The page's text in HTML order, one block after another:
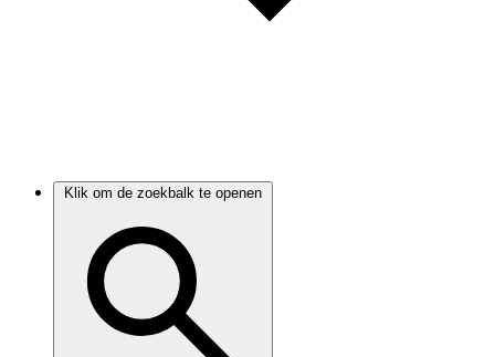
Klik om de zoekbalk te openen